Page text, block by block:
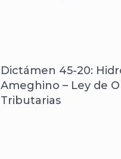
Dictámen 45-20:
Ameghino – Ley de
Tributarias